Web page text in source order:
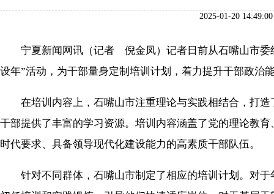
2025-01-20
宁夏新闻网讯（记者 倪金凤）记者日前从石嘴山市委
设年”活动，为干部量身定制培训计划，着力提升干部政治
在培训内容上，石嘴山市注重理论与实践相结合，打造
干部提供了丰富的学习资源。培训内容涵盖了党的理论教
时代要求、具备领导现代化建设能力的高素质干部队伍。
针对不同群体，石嘴山市制定了相应的培训计划。对于